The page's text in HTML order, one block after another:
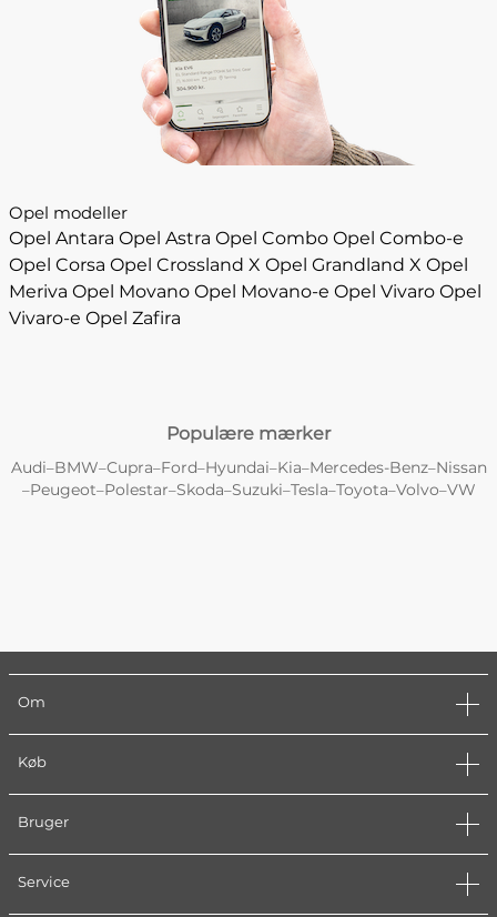
Opel modeller
Opel Antara Opel Astra Opel Combo Opel Combo-e
Opel Corsa Opel Crossland X Opel Grandland X Opel
Meriva Opel Movano Opel Movano-e Opel Vivaro Opel
Vivaro-e Opel Zafira
Populære mærker
Audi–BMW–Cupra–Ford–Hyundai–Kia–Mercedes-Benz–Nissan
–Peugeot–Polestar–Skoda–Suzuki–Tesla–Toyota–Volvo–VW
Om
Køb
Bruger
Service